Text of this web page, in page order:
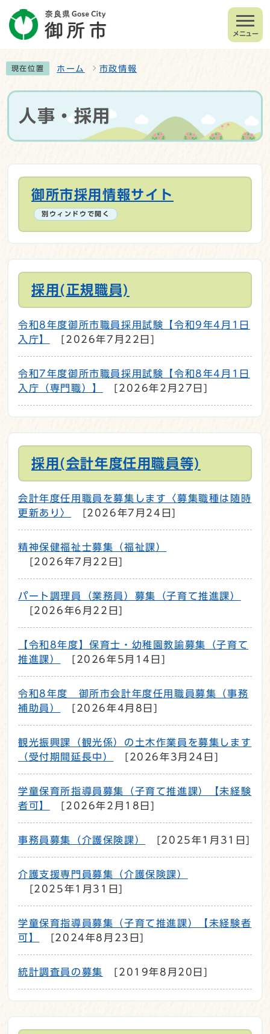
メニュー
現在位置 ホーム 市政情報
人事・採用
御所市採用情報サイト
別ウィンドウで開く
採用(正規職員)
令和8年度御所市職員採用試験【令和9年4月1日
入庁】
[2026年7月22日]
令和7年度御所市職員採用試験【令和8年4月1日
入庁（専門職）】
[2026年2月27日]
採用(会計年度任用職員等)
会計年度任用職員を募集します〈募集職種は随時
更新あり〉
[2026年7月24日]
精神保健福祉士募集（福祉課）
[2026年7月22日]
パート調理員（業務員）募集（子育て推進課）
[2026年6月22日]
【令和8年度】保育士・幼稚園教諭募集（子育て
推進課）
[2026年5月14日]
令和8年度 御所市会計年度任用職員募集（事務
補助員）
[2026年4月8日]
観光振興課（観光係）の土木作業員を募集します
（受付期間延長中）
[2026年3月24日]
学童保育所指導員募集（子育て推進課）【未経験
者可】
[2026年2月18日]
事務員募集（介護保険課） [2025年1月31日]
介護支援専門員募集（介護保険課）
[2025年1月31日]
学童保育指導員募集（子育て推進課）【未経験者
可】
[2024年8月23日]
統計調査員の募集 [2019年8月20日]